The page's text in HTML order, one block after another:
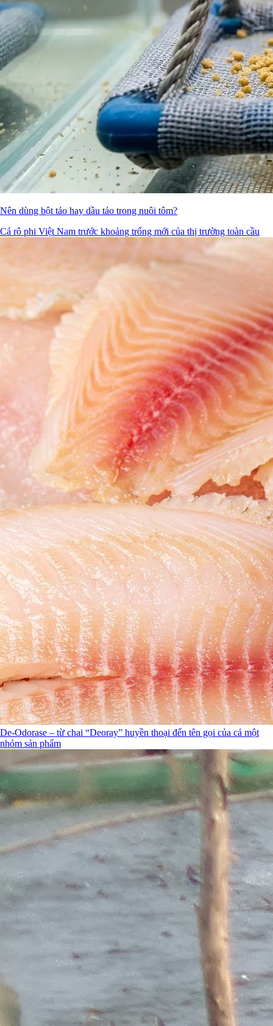
Nên dùng bột tảo hay dầu tảo trong nuôi tôm?
Cá rô phi Việt Nam trước khoảng trống mới của thị trường toàn cầu
De-Odorase – từ chai “Deoray” huyền thoại đến tên gọi của cả một
nhóm sản phẩm